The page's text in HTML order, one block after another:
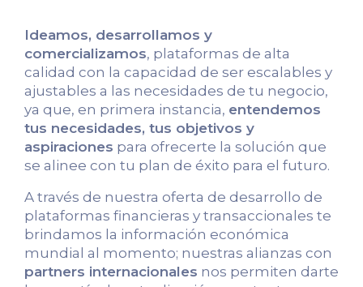
Ideamos, desarrollamos y
comercializamos, plataformas de alta
calidad con la capacidad de ser escalables y
ajustables a las necesidades de tu negocio,
ya que, en primera instancia, entendemos
tus necesidades, tus objetivos y
aspiraciones para ofrecerte la solución que
se alinee con tu plan de éxito para el futuro.
A través de nuestra oferta de desarrollo de
plataformas financieras y transaccionales te
brindamos la información económica
mundial al momento; nuestras alianzas con
partners internacionales nos permiten darte